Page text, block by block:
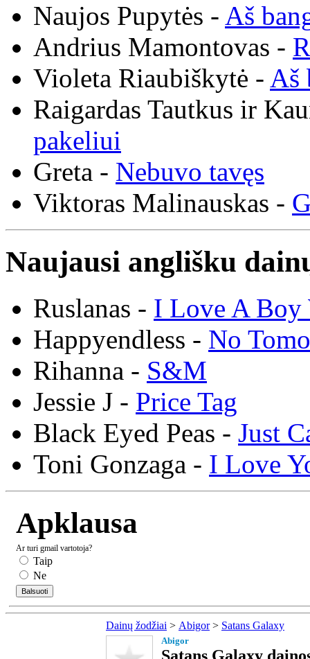
Naujos Pupytės - Aš
Andrius Mamontovas -
Violeta Riaubiškytė - Aš
Raigardas Tautkus ir
pakeliui
Greta - Nebuvo tavęs
Viktoras Malinauskas -
Naujausi anglišku
Ruslanas - I Love A Boy
Happyendless - No
Rihanna - S&M
Jessie J - Price Tag
Black Eyed Peas - Just
Toni Gonzaga - I Love
Apklausa
Ar turi gmail vartotoja?
Taip
Ne
Dainų žodžiai > Abigor> Satans Galaxy
Abigor
Satans Galaxy